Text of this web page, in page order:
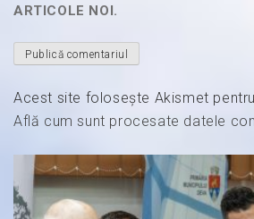
ARTICOLE NOI.
Acest site folosește Akismet
Află cum sunt procesate datele